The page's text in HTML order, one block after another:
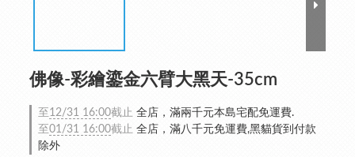
佛像-彩繪鎏金六臂大黑天-35cm
至 12/31 16:00截止 全店，滿兩千元本島宅配免運費.
至01/31 16:00截止 全店，滿八千元免運費,黑貓貨到付款
除外